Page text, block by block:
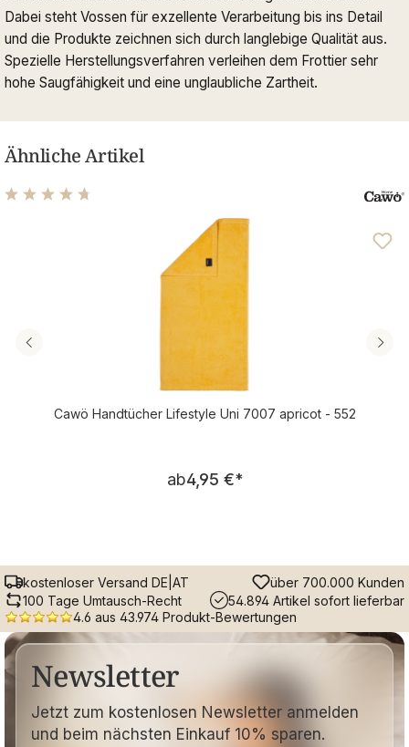
Dabei steht Vossen für exzellente Verarbeitung bis ins Detail
und die Produkte zeichnen sich durch langlebige Qualität aus.
Spezielle Herstellungsverfahren verleihen dem Frottier sehr
hohe Saugfähigkeit und eine unglaubliche Zartheit.
Ähnliche Artikel
Durchschnittliche Bewertung von 4.81 von 5 Sternen
Cawö Handtücher Lifestyle Uni 7007 apricot - 552
Regulärer Preis:
ab4,95 €*
kostenloser Versand DE|AT
über 700.000 Kunden
100 Tage Umtausch-Recht
54.894 Artikel sofort lieferbar
4.6 aus 43.974 Produkt-Bewertungen
Newsletter
Jetzt zum kostenlosen Newsletter anmelden
und beim nächsten Einkauf 10% sparen.